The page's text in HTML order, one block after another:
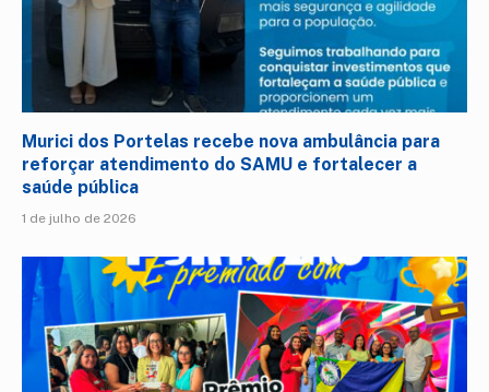
Murici dos Portelas recebe nova ambulância para
reforçar atendimento do SAMU e fortalecer a
saúde pública
1 de julho de 2026